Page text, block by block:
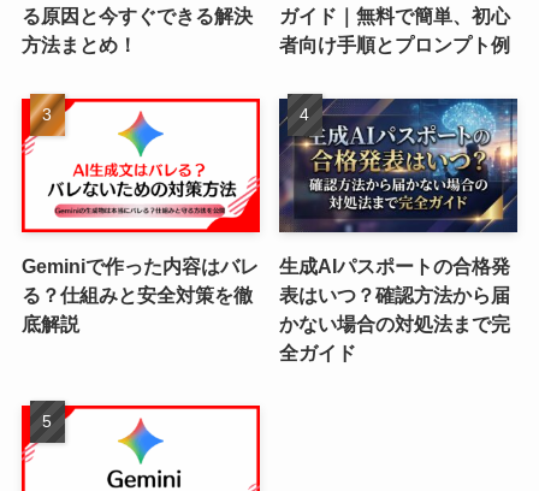
る原因と今すぐできる解決
方法まとめ！
ガイド｜無料で簡単、初心
者向け手順とプロンプト例
Geminiで作った内容はバレ
る？仕組みと安全対策を徹
底解説
生成AIパスポートの合格発
表はいつ？確認方法から届
かない場合の対処法まで完
全ガイド